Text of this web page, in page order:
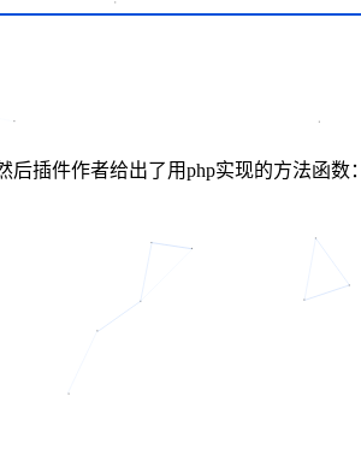
插件作者给出了用php实现的方法函数：